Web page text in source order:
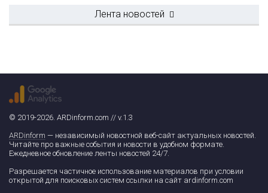
Лента новостей
© 2019-2026. ARDinform.com // v.1.3
ARDinform — независимый новостной веб-сайт актуальных новостей.
Читайте про важные события и новости в удобном формате.
Ежедневное обновление ленты новостей 24/7.
Разрешается частичное использование материалов при условии
открытой для поисковых систем ссылки на сайт ardinform.com